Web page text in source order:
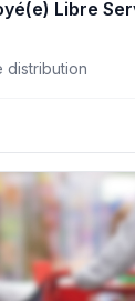
Libre
distribution